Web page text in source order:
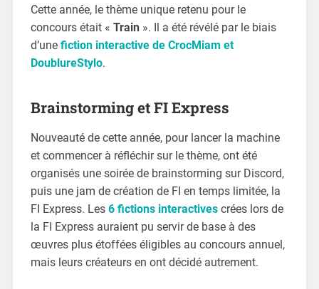
Cette année, le thème unique retenu pour le
concours était « Train». Il a été révélé par le biais
d’une fiction interactive de CrocMiam et
DoublureStylo.
Brainstorming et FI Express
Nouveauté de cette année, pour lancer la machine
et commencer à réfléchir sur le thème, ont été
organisés une soirée de brainstorming sur Discord,
puis une jam de création de FI en temps limitée, la
FI Express. Les 6 fictions interactivescrées lors de
la FI Express auraient pu servir de base à des
œuvres plus étoffées éligibles au concours annuel,
mais leurs créateurs en ont décidé autrement.